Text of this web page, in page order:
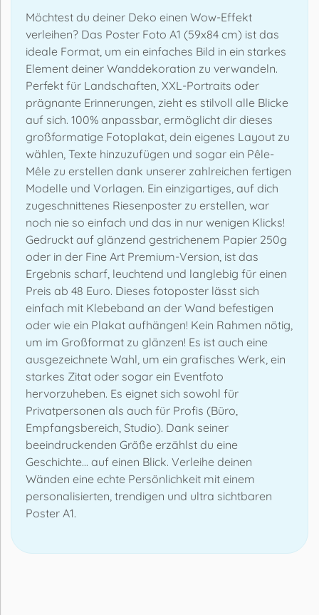
Möchtest du deiner Deko einen Wow-Effekt
verleihen? Das Poster Foto A1 (59x84 cm) ist das
ideale Format, um ein einfaches Bild in ein starkes
Element deiner Wanddekoration zu verwandeln.
Perfekt für Landschaften, XXL-Portraits oder
prägnante Erinnerungen, zieht es stilvoll alle Blicke
auf sich. 100% anpassbar, ermöglicht dir dieses
großformatige Fotoplakat, dein eigenes Layout zu
wählen, Texte hinzuzufügen und sogar ein Pêle-
Mêle zu erstellen dank unserer zahlreichen fertigen
Modelle und Vorlagen. Ein einzigartiges, auf dich
zugeschnittenes Riesenposter zu erstellen, war
noch nie so einfach und das in nur wenigen Klicks!
Gedruckt auf glänzend gestrichenem Papier 250g
oder in der Fine Art Premium-Version, ist das
Ergebnis scharf, leuchtend und langlebig für einen
Preis ab 48 Euro. Dieses fotoposter lässt sich
einfach mit Klebeband an der Wand befestigen
oder wie ein Plakat aufhängen! Kein Rahmen nötig,
um im Großformat zu glänzen! Es ist auch eine
ausgezeichnete Wahl, um ein grafisches Werk, ein
starkes Zitat oder sogar ein Eventfoto
hervorzuheben. Es eignet sich sowohl für
Privatpersonen als auch für Profis (Büro,
Empfangsbereich, Studio). Dank seiner
beeindruckenden Größe erzählst du eine
Geschichte... auf einen Blick. Verleihe deinen
Wänden eine echte Persönlichkeit mit einem
personalisierten, trendigen und ultra sichtbaren
Poster A1.